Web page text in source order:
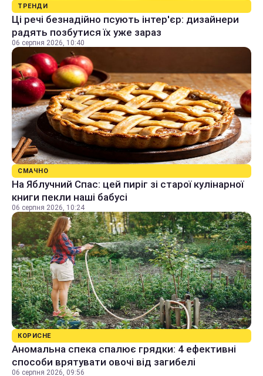
ТРЕНДИ
Ці речі безнадійно псують інтер'єр: дизайнери
радять позбутися їх уже зараз
06 серпня 2026, 10:40
СМАЧНО
На Яблучний Спас: цей пиріг зі старої кулінарної
книги пекли наші бабусі
06 серпня 2026, 10:24
КОРИСНЕ
Аномальна спека спалює грядки: 4 ефективні
способи врятувати овочі від загибелі
06 серпня 2026, 09:56